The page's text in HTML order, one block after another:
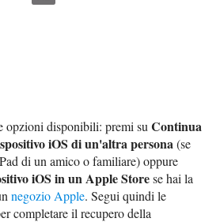
opzioni disponibili: premi suContinua
iOS di un'altra persona (se
di un amico o familiare) oppure
iOS in un Apple Storese hai la
negozio Apple. Segui quindi le
completare il recupero della